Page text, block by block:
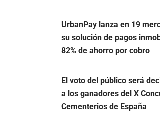
UrbanPay lanza en 19
su solución de pagos
82% de ahorro por cobro
El voto del público será
a los ganadores del X
Cementerios de España